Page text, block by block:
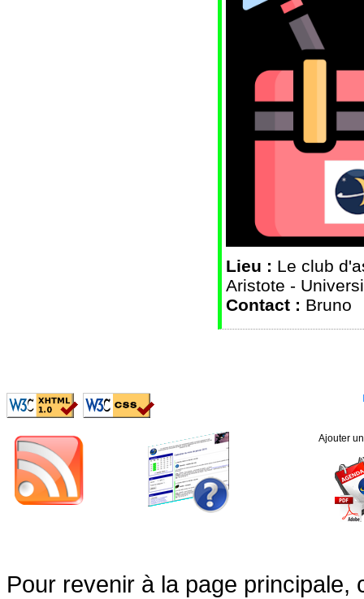
Lieu : Le club
Aristote -
Contact : Bruno
Ajouter
Pour revenir à la page